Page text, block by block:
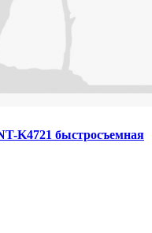
K4721 быстросъемная